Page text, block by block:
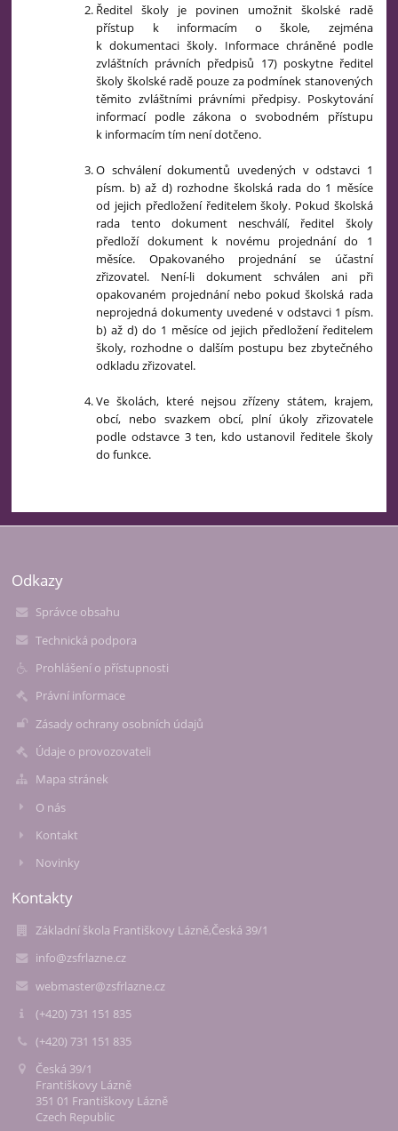
Ředitel školy je povinen umožnit školské radě
přístup k informacím o škole, zejména
k dokumentaci školy. Informace chráněné podle
zvláštních právních předpisů 17) poskytne ředitel
školy školské radě pouze za podmínek stanovených
těmito zvláštními právními předpisy. Poskytování
informací podle zákona o svobodném přístupu
k informacím tím není dotčeno.
O schválení dokumentů uvedených v odstavci 1
písm. b) až d) rozhodne školská rada do 1 měsíce
od jejich předložení ředitelem školy. Pokud školská
rada tento dokument neschválí, ředitel školy
předloží dokument k novému projednání do 1
měsíce. Opakovaného projednání se účastní
zřizovatel. Není-li dokument schválen ani při
opakovaném projednání nebo pokud školská rada
neprojedná dokumenty uvedené v odstavci 1 písm.
b) až d) do 1 měsíce od jejich předložení ředitelem
školy, rozhodne o dalším postupu bez zbytečného
odkladu zřizovatel.
Ve školách, které nejsou zřízeny státem, krajem,
obcí, nebo svazkem obcí, plní úkoly zřizovatele
podle odstavce 3 ten, kdo ustanovil ředitele školy
do funkce.
Odkazy
Správce obsahu
Technická podpora
Prohlášení o přístupnosti
Právní informace
Zásady ochrany osobních údajů
Údaje o provozovateli
Mapa stránek
O nás
Kontakt
Novinky
Kontakty
Základní škola Františkovy Lázně,Česká 39/1
info@zsfrlazne.cz
webmaster@zsfrlazne.cz
(+420) 731 151 835
(+420) 731 151 835
Česká 39/1
Františkovy Lázně
351 01 Františkovy Lázně
Czech Republic